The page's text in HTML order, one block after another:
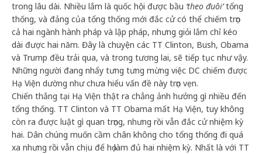
trong lâu dài. Nhiều lắm là quốc hội được bầu ‘theo đuôi’tổng
thống, và đảng của tổng thống mới đắc cử có thể chiếm trọn
cả hai ngành hành pháp và lập pháp, nhưng giỏi lắm chỉ kéo
dài được hai năm. Đây là chuyện các TT Clinton, Bush, Obama
và Trump đều trải qua, và trong tương lai, sẽ tiếp tục như vậy.
Những người đang nhẩy tưng tưng mừng việc DC chiếm được
Hạ Viện dường như chưa hiểu vấn đề này trọn vẹn.
Chiến thắng tại Hạ Viện thật ra chẳng ảnh hưởng gì nhiều đến
tổng thống. TT Clinton và TT Obama mất Hạ Viện, tuy không
còn ra được luật gì quan trọng, nhưng rồi vẫn đắc cử nhiệm kỳ
hai. Dân chúng muốn cầm chân không cho tổng thống đi quá
xa nhưng rồi vẫn chịu để họ làm đủ hai nhiệm kỳ. Nhất là với TT